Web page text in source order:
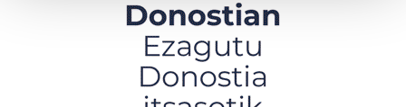
Guk eta gure bazkideek zure datu pertsonalak
prozesatzen ditugu, zure IP zenbakia, besteak beste,
teknologia erabiliz, cookieak adibidez, iragarki eta eduki
pertsonalizatuak eskaintzeko, iragarkiak eta edukia